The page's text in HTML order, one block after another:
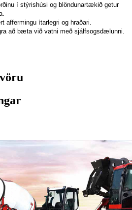
í stýrishúsi og blöndunartækið getur
affermingu ítarlegri og hraðari.
að bæta við vatni með sjálfsogsdælunni.